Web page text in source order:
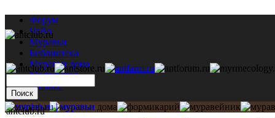
Форум
ЧаВо
Муравьи
Библиотека
Муравьи дома
Мастерская
Каталог
antclub.ru